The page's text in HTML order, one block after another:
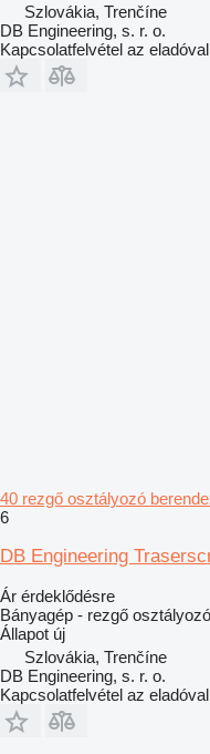
Szlovákia, Trenčíne
DB Engineering, s. r. o.
Kapcsolatfelvétel az eladóval
40 rezgő osztályozó
6
DB Engineering
Ár érdeklődésre
Bányagép - rezgő
Állapot új
Szlovákia, Trenčíne
DB Engineering, s. r. o.
Kapcsolatfelvétel az eladóval